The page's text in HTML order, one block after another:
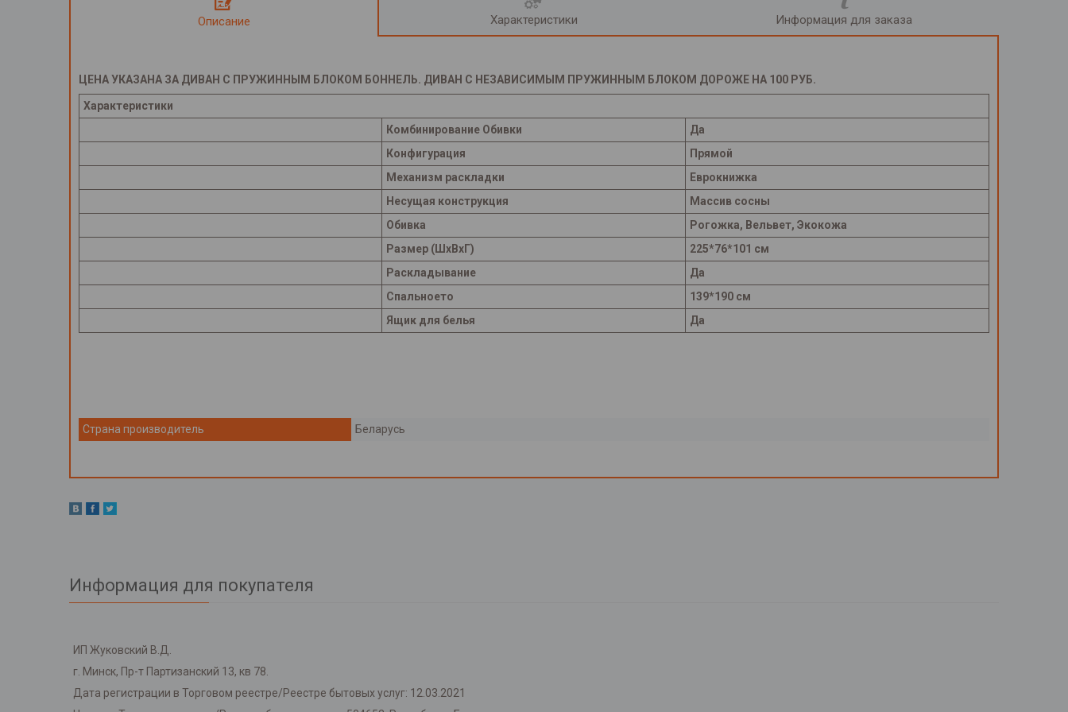
Описание Характеристики Информация для заказа
ЦЕНА УКАЗАНА ЗА ДИВАН С ПРУЖИННЫМ БЛОКОМ БОННЕЛЬ. ДИВАН С НЕЗАВИСИМЫМ ПРУЖИННЫМ БЛОКОМ ДОРОЖЕ НА 100 РУБ.
Характеристики
Комбинирование Обивки
Да
Конфигурация
Прямой
Механизм раскладки
Еврокнижка
Несущая конструкция
Массив сосны
Обивка
Рогожка, Вельвет, Экокожа
Размер (ШхВхГ)
225*76*101 см
Раскладывание
Да
Спальноето
139*190 см
Ящик для белья
Да
Страна производитель Беларусь
Информация для покупателя
ИП Жуковский В.Д.
г. Минск, Пр-т Партизанский 13, кв 78.
Дата регистрации в Торговом реестре/Реестре бытовых услуг: 12.03.2021